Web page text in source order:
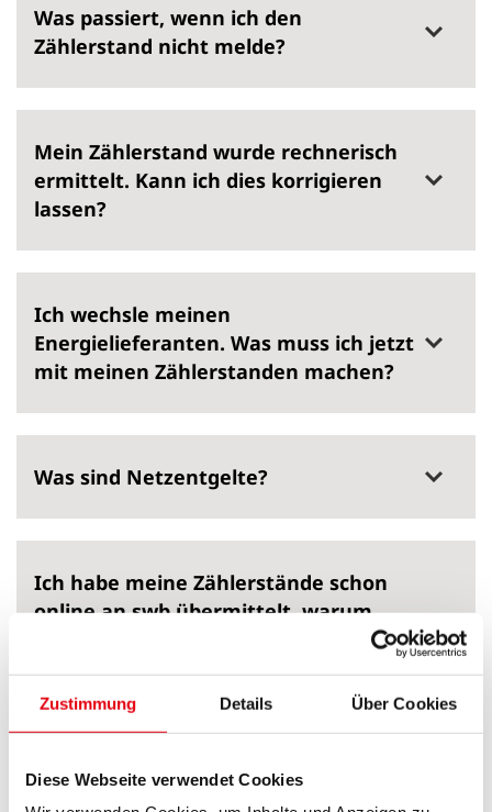
Zustimmung Details Über Cookies
Diese Webseite verwendet Cookies
Was passiert, wenn ich den
Zählerstand nicht melde?
Mein Zählerstand wurde rechnerisch
ermittelt. Kann ich dies korrigieren
lassen?
Ich wechsle meinen
Energielieferanten. Was muss ich jetzt
mit meinen Zählerstanden machen?
Was sind Netzentgelte?
Ich habe meine Zählerstände schon
online an swb übermittelt, warum
mitteilen?
Der Ableser hat eine Karte mit einem
Termin hinterlassen, diesen kann ich